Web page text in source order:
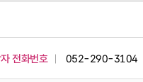
전화번호 052-290-3104